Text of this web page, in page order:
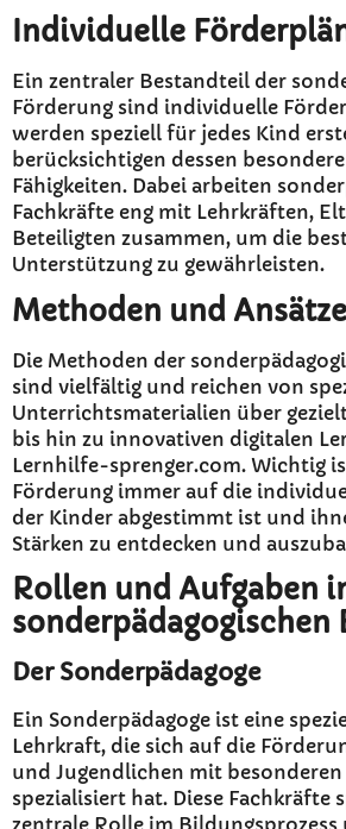
Individuelle
Ein zentraler Bestandteil der
Förderung sind individuelle
werden speziell für jedes Kind
berücksichtigen dessen
Fähigkeiten. Dabei arbeiten
Fachkräfte eng mit Lehrkräften,
Beteiligten zusammen, um die
Unterstützung zu gewährleisten.
Methoden und Ansätze
Die Methoden der
sind vielfältig und reichen von
Unterrichtsmaterialien über
bis hin zu innovativen digitalen
Lernhilfe-sprenger.com. Wichtig
Förderung immer auf die
der Kinder abgestimmt ist und
Stärken zu entdecken und
Rollen und Aufgaben
sonderpädagogischen
Der Sonderpädagoge
Ein Sonderpädagoge ist eine
Lehrkraft, die sich auf die
und Jugendlichen mit
spezialisiert hat. Diese Fachkräfte